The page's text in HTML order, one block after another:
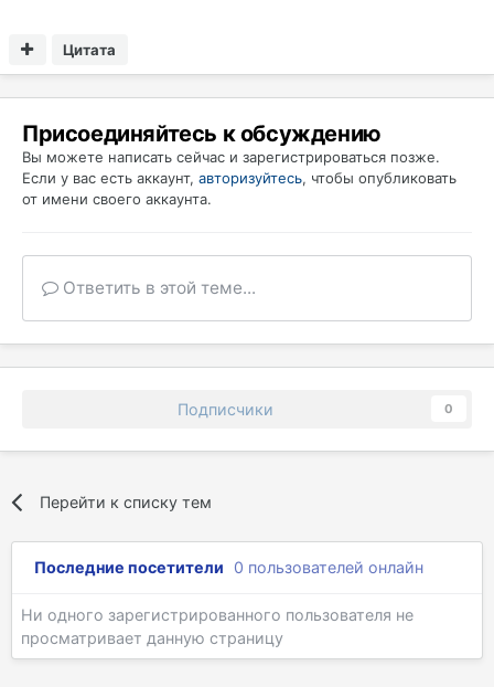
Цитата
Присоединяйтесь к обсуждению
Вы можете написать сейчас и зарегистрироваться позже.
Если у вас есть аккаунт, авторизуйтесь, чтобы опубликовать
от имени своего аккаунта.
Ответить в этой теме...
Подписчики 0
Перейти к списку тем
Последние посетители 0 пользователей онлайн
Ни одного зарегистрированного пользователя не
просматривает данную страницу